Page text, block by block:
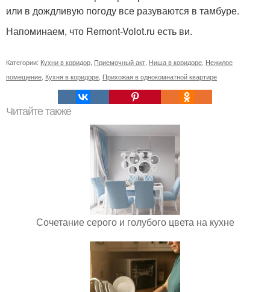
или в дождливую погоду все разуваются в тамбуре.
Напоминаем, что Remont-Volot.ru есть ви.
Категории: Кухни в коридор Приемочный акт Ниша в коридоре Нежилое
помещение Кухня в коридоре Прихожая в однокомнатной квартире
Читайте также
Сочетание серого и голубого цвета на кухне